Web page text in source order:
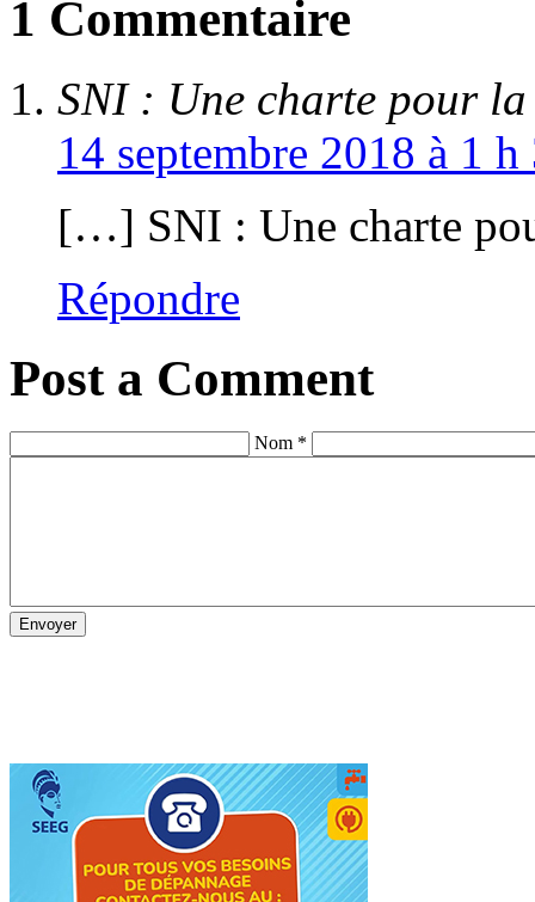
1 Commentaire
SNI : Une charte pour
14 septembre 2018 à 1
[…] SNI : Une charte
Répondre
Post a Comment
Nom *